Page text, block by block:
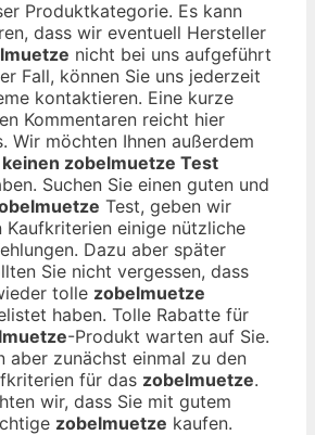
Produktkategorie. Es kann
dass wir eventuell Hersteller
nicht bei uns aufgeführt
Fall, können Sie uns jederzeit
kontaktieren. Eine kurze
Kommentaren reicht hier
Wir möchten Ihnen außerdem
keinen zobelmuetze Test
Suchen Sie einen guten und
Test, geben wir
Kaufkriterien einige nützliche
Dazu aber später
Sie nicht vergessen, dass
tolle zobelmuetze
haben. Tolle Rabatte für
-Produkt warten auf Sie.
aber zunächst einmal zu den
für das zobelmuetze.
wir, dass Sie mit gutem
zobelmuetze kaufen.